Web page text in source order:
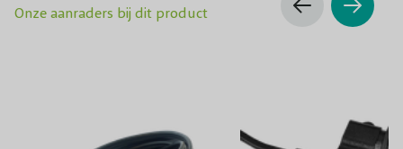
Onze aanraders bij dit product